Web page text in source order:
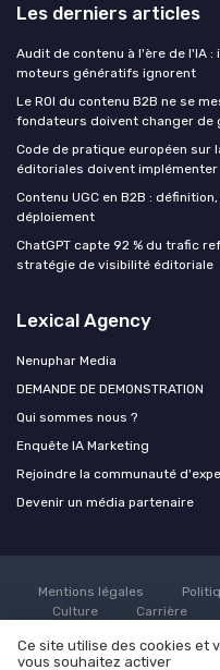
Les derniers articles
Audit de contenu à l'ère de l'IA
moteurs génératifs ignorent
Le ROI du contenu B2B ne se
fondateurs doivent changer de
Code de pratique européen sur
éditoriales doivent implémenter
Contenu UGC en B2B :
déploiement
ChatGPT capte 92 % du trafic
stratégie de visibilité éditoriale
Lexical Agency
Nenuphar Media
DEMANDE DE DEMONSTRATION
Qui sommes nous ?
Enquête IA Marketing
Rejoindre la communauté
Devenir un média partenaire
Mentions légales
Culture
Carrière
marketing
Rejoindre la
Ce site utilise des cookies et
vous souhaitez activer